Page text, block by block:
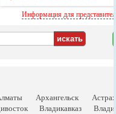
Информация для
Архангельск
Владикавказ